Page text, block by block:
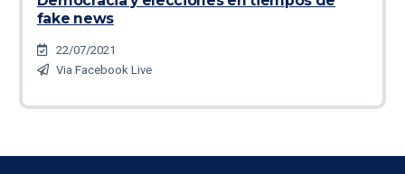
fake news
22/07/2021
Via Facebook Live